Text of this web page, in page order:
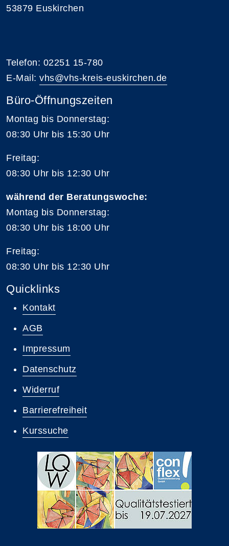
53879 Euskirchen
Telefon: 02251 15-780
E-Mail: vhs@vhs-kreis-euskirchen.de
Büro-Öffnungszeiten
Montag bis Donnerstag:
08:30 Uhr bis 15:30 Uhr
Freitag:
08:30 Uhr bis 12:30 Uhr
während der Beratungswoche:
Montag bis Donnerstag:
08:30 Uhr bis 18:00 Uhr
Freitag:
08:30 Uhr bis 12:30 Uhr
Quicklinks
Kontakt
AGB
Impressum
Datenschutz
Widerruf
Barrierefreiheit
Kurssuche